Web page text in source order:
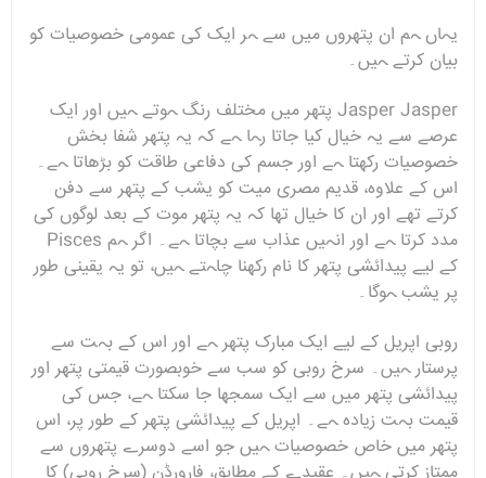
یہاں ہم ان پتھروں میں سے ہر ایک کی عمومی خصوصیات کو
بیان کرتے ہیں۔
Jasper Jasper پتھر میں مختلف رنگ ہوتے ہیں اور ایک
عرصے سے یہ خیال کیا جاتا رہا ہے کہ یہ پتھر شفا بخش
خصوصیات رکھتا ہے اور جسم کی دفاعی طاقت کو بڑھاتا ہے۔
اس کے علاوہ، قدیم مصری میت کو یشب کے پتھر سے دفن
کرتے تھے اور ان کا خیال تھا کہ یہ پتھر موت کے بعد لوگوں کی
مدد کرتا ہے اور انہیں عذاب سے بچاتا ہے۔ اگر ہم Pisces
کے لیے پیدائشی پتھر کا نام رکھنا چاہتے ہیں، تو یہ یقینی طور
پر یشب ہوگا۔
روبی اپریل کے لیے ایک مبارک پتھر ہے اور اس کے بہت سے
پرستار ہیں۔ سرخ روبی کو سب سے خوبصورت قیمتی پتھر اور
پیدائشی پتھر میں سے ایک سمجھا جا سکتا ہے، جس کی
قیمت بہت زیادہ ہے۔ اپریل کے پیدائشی پتھر کے طور پر، اس
پتھر میں خاص خصوصیات ہیں جو اسے دوسرے پتھروں سے